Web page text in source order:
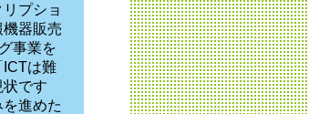
プショ
器販売
事業を
ICTは難
です
進めた